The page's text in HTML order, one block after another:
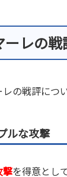
ーレの戦
の戦評につ
ルな攻撃
撃を得意とし